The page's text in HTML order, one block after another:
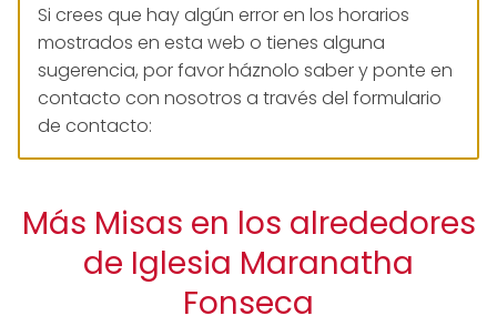
Si crees que hay algún error en los horarios
mostrados en esta web o tienes alguna
sugerencia, por favor háznolo saber y ponte en
contacto con nosotros a través del formulario
de contacto:
Más Misas en los alrededores
de Iglesia Maranatha
Fonseca